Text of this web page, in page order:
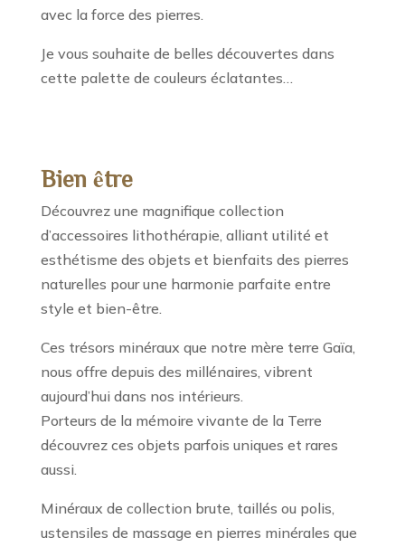
avec la force des pierres.
Je vous souhaite de belles découvertes dans
cette palette de couleurs éclatantes…
Bien être
Découvrez une magnifique collection
d’accessoires lithothérapie, alliant utilité et
esthétisme des objets et bienfaits des pierres
naturelles pour une harmonie parfaite entre
style et bien-être.
Ces trésors minéraux que notre mère terre Gaïa,
nous offre depuis des millénaires, vibrent
aujourd’hui dans nos intérieurs.
Porteurs de la mémoire vivante de la Terre
découvrez ces objets parfois uniques et rares
aussi.
Minéraux de collection brute, taillés ou polis,
ustensiles de massage en pierres minérales que